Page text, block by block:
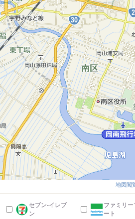
地図閲
セブン-イレブ
ン
ファミリー
ート